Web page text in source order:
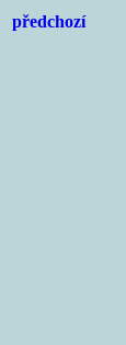
předchozí